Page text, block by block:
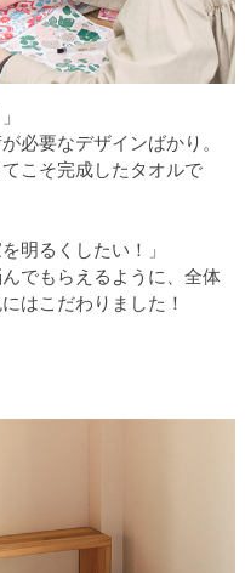
必要なデザインばかり。
こそ完成したタオルで
明るくしたい！」
でもらえるように、全体
はこだわりました！